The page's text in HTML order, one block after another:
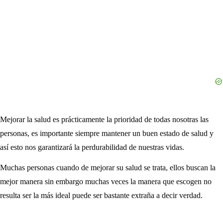
Mejorar la salud es prácticamente la prioridad de todas nosotras las
personas, es importante siempre mantener un buen estado de salud y
así esto nos garantizará la perdurabilidad de nuestras vidas.
Muchas personas cuando de mejorar su salud se trata, ellos buscan la
mejor manera sin embargo muchas veces la manera que escogen no
resulta ser la más ideal puede ser bastante extraña a decir verdad.